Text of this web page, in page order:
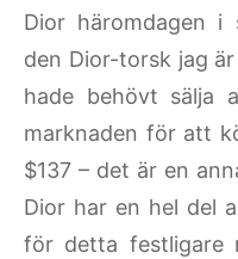
Dior häromdagen i
den Dior-torsk jag
hade behövt sälja
marknaden för att
$137 – det är en
Dior har en hel del
för detta festligare